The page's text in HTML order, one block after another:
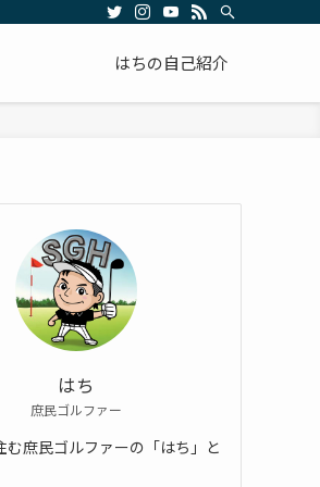
はちの自己紹介
はち
庶民ゴルファー
む庶民ゴルファーの「はち」と